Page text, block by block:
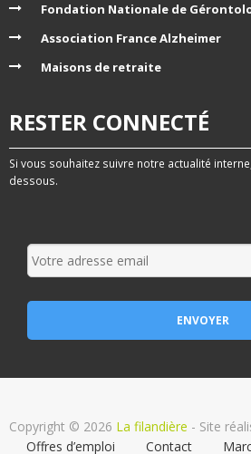
Fondation Nationale de
Association France Alzheimer
Maisons de retraite
RESTER CONNECTÉ
Si vous souhaitez suivre notre actualité
dessous.
Copyright © 2026 La filandière - Site
Offres d’emploi
Contact